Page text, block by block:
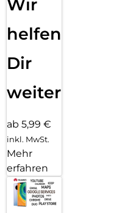
Wir
helfen
Dir
weiter
ab 5,99 €
inkl. MwSt.
Mehr
erfahren